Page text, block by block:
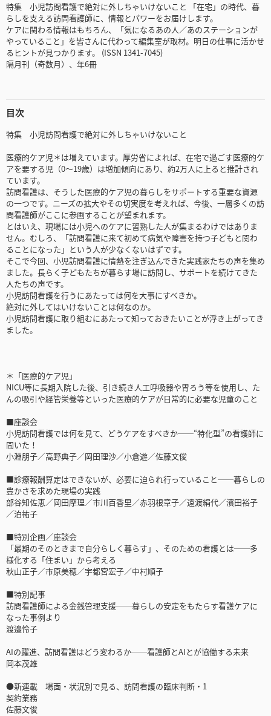
特集 小児訪問看護で絶対に外しちゃいけないこと 「在宅」の時代、暮
らしを支える訪問看護師に、情報とパワーをお届けします。
ケアに関わる情報はもちろん、「気になるあの人／あのステーションが
やっていること」を皆さんに代わって編集室が取材。明日の仕事に活かせ
るヒントが見つかります。 (ISSN 1341-7045)
隔月刊（奇数月）、年6冊
目次
特集 小児訪問看護で絶対に外しちゃいけないこと
医療的ケア児＊は増えています。厚労省によれば、在宅で過ごす医療的ケ
アを要する児（0～19歳）は増加傾向にあり、約2万人に上ると推計され
ています。
訪問看護は、そうした医療的ケア児の暮らしをサポートする重要な資源
の一つです。ニーズの拡大やその切実度を考えれば、今後、一層多くの訪
問看護師がここに参画することが望まれます。
とはいえ、現場には小児へのケアに習熟した人が集まるわけではありま
せん。むしろ、「訪問看護に来て初めて病気や障害を持つ子どもと関わ
ることになった」という人が少なくないはずです。
そこで今回、小児訪問看護に情熱を注ぎ込んできた実践家たちの声を集め
ました。長らく子どもたちが暮らす場に訪問し、サポートを続けてきた
人たちの声です。
小児訪問看護を行うにあたっては何を大事にすべきか。
絶対に外してはいけないことは何なのか。
小児訪問看護に取り組むにあたって知っておきたいことが浮き上がってき
ました。
＊「医療的ケア児」
NICU等に長期入院した後、引き続き人工呼吸器や胃ろう等を使用し、た
んの吸引や経管栄養等といった医療的ケアが日常的に必要な児童のこと
■座談会
小児訪問看護では何を見て、どうケアをすべきか──“特化型”の看護師に
聞いた！
小淵朋子／高野典子／岡田理沙／小倉遊／佐藤文俊
■診療報酬算定はできないが、必要に迫られ行っていること──暮らしの
豊かさを求めた現場の実践
部谷知佐恵／岡田摩理／市川百香里／赤羽根章子／遠渡絹代／濱田裕子
／泊祐子
■特別企画／座談会
「最期のそのときまで自分らしく暮らす」、そのための看護とは──多
様化する「住まい」から考える
秋山正子／市原美穂／宇都宮宏子／中村順子
■特別記事
訪問看護師による金銭管理支援──暮らしの安定をもたらす看護ケアに
なった事例より
渡邉怜子
AIの躍進、訪問看護はどう変わるか──看護師とAIとが協働する未来
岡本茂雄
●新連載 場面・状況別で見る、訪問看護の臨床判断・1
契約業務
佐藤文俊